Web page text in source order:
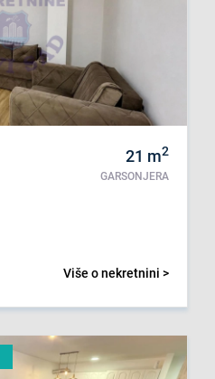
21 m2
GARSONJERA
Više o nekretnini >